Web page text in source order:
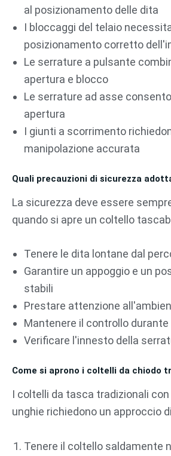
al posizionamento delle dita
I bloccaggi del telaio
posizionamento corretto
Le serrature a pulsante
apertura e blocco
Le serrature ad asse
apertura
I giunti a scorrimento
manipolazione accurata
Quali precauzioni di sicurezza
La sicurezza deve essere
quando si apre un coltello
Tenere le dita lontane dal
Garantire un appoggio e un
stabili
Prestare attenzione
Mantenere il controllo
Verificare l'innesto della
Come si aprono i coltelli da chiodo
I coltelli da tasca tradizionali
unghie richiedono un approccio
Tenere il coltello saldamente